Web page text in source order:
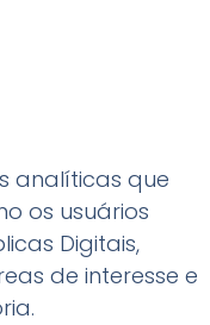
analíticas que
os usuários
Digitais,
de interesse e